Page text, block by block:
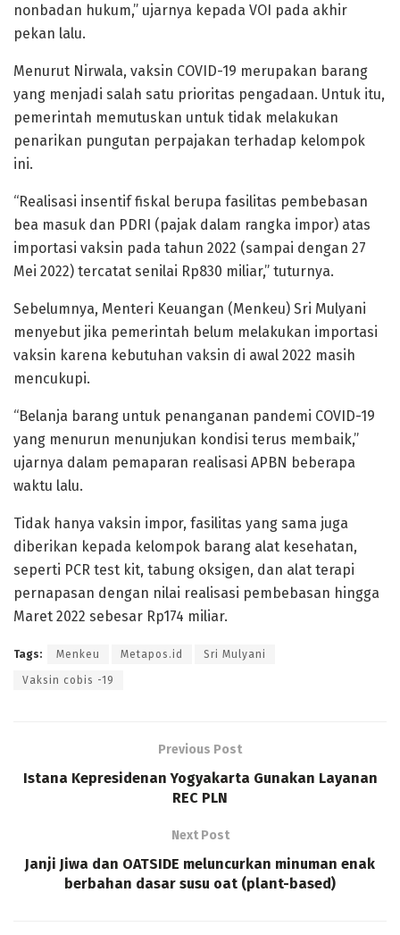
nonbadan hukum,” ujarnya kepada VOI pada akhir
pekan lalu.
Menurut Nirwala, vaksin COVID-19 merupakan barang
yang menjadi salah satu prioritas pengadaan. Untuk itu,
pemerintah memutuskan untuk tidak melakukan
penarikan pungutan perpajakan terhadap kelompok
ini.
“Realisasi insentif fiskal berupa fasilitas pembebasan
bea masuk dan PDRI (pajak dalam rangka impor) atas
importasi vaksin pada tahun 2022 (sampai dengan 27
Mei 2022) tercatat senilai Rp830 miliar,” tuturnya.
Sebelumnya, Menteri Keuangan (Menkeu) Sri Mulyani
menyebut jika pemerintah belum melakukan importasi
vaksin karena kebutuhan vaksin di awal 2022 masih
mencukupi.
“Belanja barang untuk penanganan pandemi COVID-19
yang menurun menunjukan kondisi terus membaik,”
ujarnya dalam pemaparan realisasi APBN beberapa
waktu lalu.
Tidak hanya vaksin impor, fasilitas yang sama juga
diberikan kepada kelompok barang alat kesehatan,
seperti PCR test kit, tabung oksigen, dan alat terapi
pernapasan dengan nilai realisasi pembebasan hingga
Maret 2022 sebesar Rp174 miliar.
Tags: Menkeu Metapos.id Sri Mulyani
Vaksin cobis -19
Previous Post
Istana Kepresidenan Yogyakarta Gunakan Layanan
REC PLN
Next Post
Janji Jiwa dan OATSIDE meluncurkan minuman enak
berbahan dasar susu oat (plant-based)